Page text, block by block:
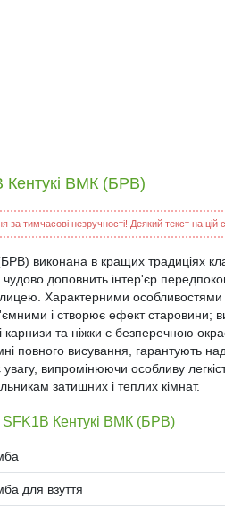
Кентукі ВМК (БРВ)
тимчасові незручності! Деякий текст на цій
виконана в кращих традиціях
доповнить інтер'єр
Характерними особливостями
і створює ефект старовини;
карнизи та ніжки є безперечною
повного висування, гарантують
випромінюючи особливу
затишних і теплих кімнат.
SFK1B Кентукі ВМК (БРВ)
для взуття